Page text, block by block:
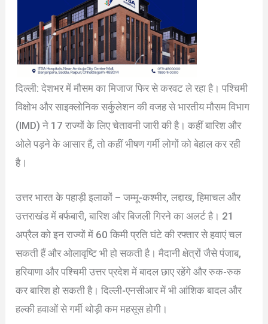
दिल्ली: देशभर में मौसम का मिजाज फिर से करवट ले रहा है। पश्चिमी
विक्षोभ और साइक्लोनिक सर्कुलेशन की वजह से भारतीय मौसम विभाग
(IMD) ने 17 राज्यों के लिए चेतावनी जारी की है। कहीं बारिश और
ओले पड़ने के आसार हैं, तो कहीं भीषण गर्मी लोगों को बेहाल कर रही
है।
उत्तर भारत के पहाड़ी इलाकों – जम्मू-कश्मीर, लद्दाख, हिमाचल और
उत्तराखंड में बर्फबारी, बारिश और बिजली गिरने का अलर्ट है। 21
अप्रैल को इन राज्यों में 60 किमी प्रति घंटे की रफ्तार से हवाएं चल
सकती हैं और ओलावृष्टि भी हो सकती है। मैदानी क्षेत्रों जैसे पंजाब,
हरियाणा और पश्चिमी उत्तर प्रदेश में बादल छाए रहेंगे और रुक-रुक
कर बारिश हो सकती है। दिल्ली-एनसीआर में भी आंशिक बादल और
हल्की हवाओं से गर्मी थोड़ी कम महसूस होगी।